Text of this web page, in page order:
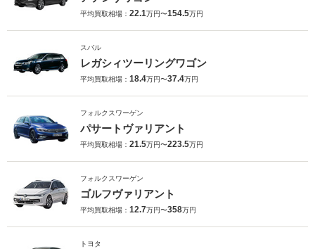
平均買取相場： 22.1万円〜154.5万円
スバル
レガシィツーリングワゴン
平均買取相場： 18.4万円〜37.4万円
フォルクスワーゲン
パサートヴァリアント
平均買取相場： 21.5万円〜223.5万円
フォルクスワーゲン
ゴルフヴァリアント
平均買取相場： 12.7万円〜358万円
トヨタ